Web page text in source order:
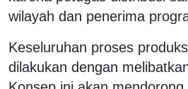
wilayah dan penerima
Keseluruhan proses
dilakukan dengan